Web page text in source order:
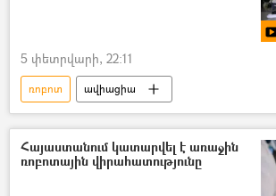
5 փետրվարի, 22:11
ռոբոտ
ավիացիա
անօդաչու թռչող սարք (ԱԹՍ)
ռոբոտաշինություն
դրոն
Ցուցահանդես
Մոսկվա
Հայաստանում կատարվել է առաջին
ռոբոտային վիրահատությունը